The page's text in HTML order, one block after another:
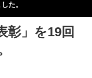
た。
彰」を19回